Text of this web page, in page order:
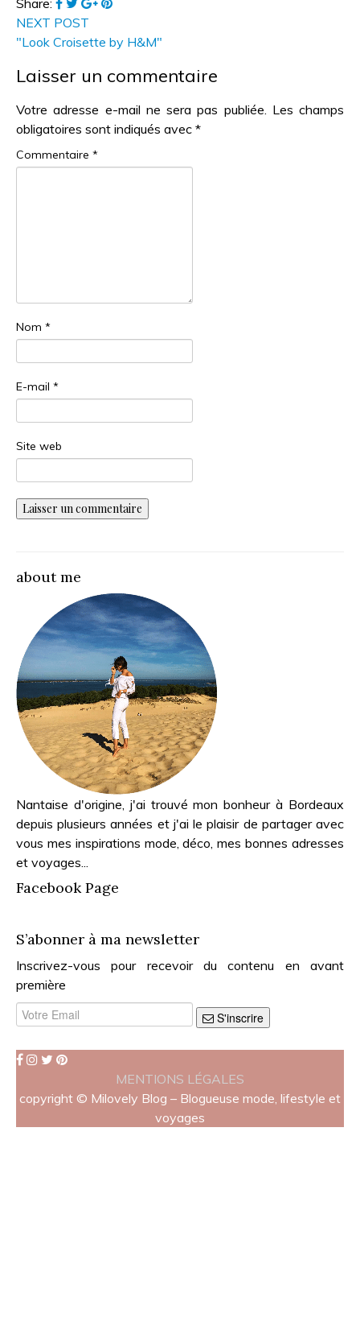
NEXT POST
"Look Croisette by H&M"
Laisser un commentaire
Votre adresse e-mail ne sera pas publiée. Les champs
obligatoires sont indiqués avec *
Commentaire *
Nom *
E-mail *
Site web
about me
Nantaise d'origine, j'ai trouvé mon bonheur à Bordeaux
depuis plusieurs années et j'ai le plaisir de partager avec
vous mes inspirations mode, déco, mes bonnes adresses
et voyages...
Facebook Page
S’abonner à ma newsletter
Inscrivez-vous pour recevoir du contenu en avant
première
S'inscrire
MENTIONS LÉGALES
copyright © Milovely Blog – Blogueuse mode, lifestyle et
voyages